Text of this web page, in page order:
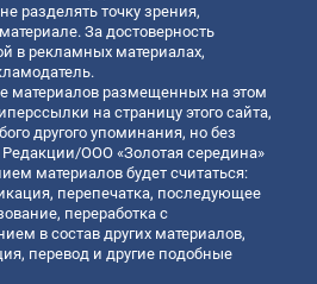
разделять точку зрения,
За достоверность
в рекламных материалах,
материалов размещенных на этом
на страницу этого сайта,
другого упоминания, но без
ООО «Золотая середина»
материалов будет считаться:
перепечатка, последующее
переработка с
в состав других материалов,
перевод и другие подобные